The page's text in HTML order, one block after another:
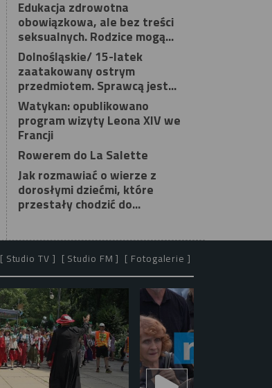
Edukacja zdrowotna
obowiązkowa, ale bez treści
seksualnych. Rodzice mogą...
Dolnośląskie/ 15-latek
zaatakowany ostrym
przedmiotem. Sprawcą jest...
Watykan: opublikowano
program wizyty Leona XIV we
Francji
Rowerem do La Salette
Jak rozmawiać o wierze z
dorosłymi dziećmi, które
przestały chodzić do...
[ Studio TV ] [ Studio FM ] [ Fotogalerie ]